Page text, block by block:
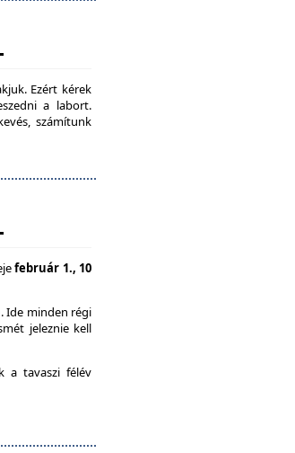
Ezért kérek
a labort.
számítunk
február 1., 10
. Ide minden régi
jeleznie kell
a tavaszi félév